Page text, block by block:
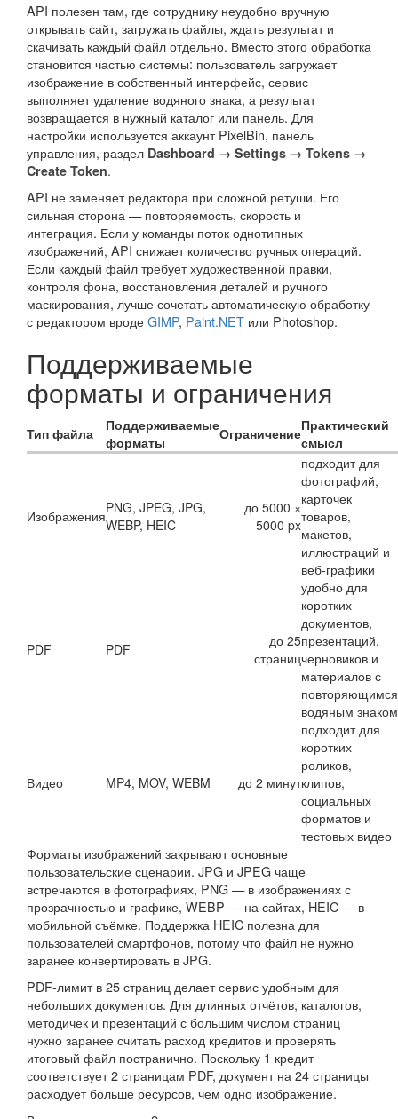
API полезен там, где сотруднику неудобно вручную
открывать сайт, загружать файлы, ждать результат и
скачивать каждый файл отдельно. Вместо этого обработка
становится частью системы: пользователь загружает
изображение в собственный интерфейс, сервис
выполняет удаление водяного знака, а результат
возвращается в нужный каталог или панель. Для
настройки используется аккаунт PixelBin, панель
управления, раздел Dashboard → Settings → Tokens →
Create Token.
API не заменяет редактора при сложной ретуши. Его
сильная сторона — повторяемость, скорость и
интеграция. Если у команды поток однотипных
изображений, API снижает количество ручных операций.
Если каждый файл требует художественной правки,
контроля фона, восстановления деталей и ручного
маскирования, лучше сочетать автоматическую обработку
с редактором вродеGIMP, Paint.NET или Photoshop.
Поддерживаемые
форматы и ограничения
Тип файла
Поддерживаемые
форматы
ОграничениеПрактический
смысл
ИзображенияPNG, JPEG, JPG,
WEBP, HEIC
до 5000 ×
5000 px
подходит для
фотографий,
карточек
товаров,
макетов,
иллюстраций и
веб-графики
PDF PDF
до 25
страниц
удобно для
коротких
документов,
презентаций,
черновиков и
материалов с
повторяющимся
водяным знаком
Видео MP4, MOV, WEBM до 2 минут
подходит для
коротких
роликов,
клипов,
социальных
форматов и
тестовых видео
Форматы изображений закрывают основные
пользовательские сценарии. JPG и JPEG чаще
встречаются в фотографиях, PNG — в изображениях с
прозрачностью и графике, WEBP — на сайтах, HEIC — в
мобильной съёмке. Поддержка HEIC полезна для
пользователей смартфонов, потому что файл не нужно
заранее конвертировать в JPG.
PDF-лимит в 25 страниц делает сервис удобным для
небольших документов. Для длинных отчётов, каталогов,
методичек и презентаций с большим числом страниц
нужно заранее считать расход кредитов и проверять
итоговый файл постранично. Поскольку 1 кредит
соответствует 2 страницам PDF, документ на 24 страницы
расходует больше ресурсов, чем одно изображение.